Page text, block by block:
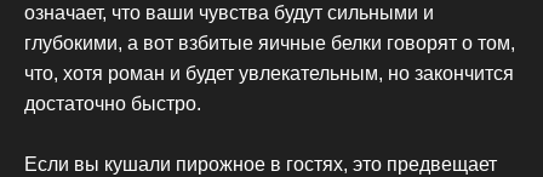
означает, что ваши чувства будут сильными и
глубокими, а вот взбитые яичные белки говорят о том,
что, хотя роман и будет увлекательным, но закончится
достаточно быстро.
Если вы кушали пирожное в гостях, это предвещает